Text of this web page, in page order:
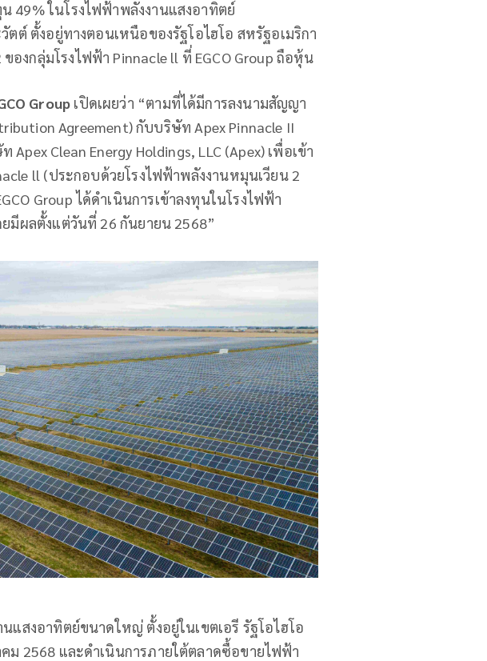
49% ในโรงไฟฟ้าพลังงานแสงอาทิตย์
ตต์ ตั้งอยู่ทางตอนเหนือของรัฐโอไฮโอ สหรัฐอเมริกา
งกลุ่มโรงไฟฟ้า Pinnacle ll ที่ EGCO Group ถือหุ้น
Group เปิดเผยว่า “ตามที่ได้มีการลงนามสัญญา
Agreement) กับบริษัท Apex Pinnacle II
Clean Energy Holdings, LLC (Apex) เพื่อเข้า
ll (ประกอบด้วยโรงไฟฟ้าพลังงานหมุนเวียน 2
Group ได้ดำเนินการเข้าลงทุนในโรงไฟฟ้า
มีผลตั้งแต่วันที่ 26 กันยายน 2568”
แสงอาทิตย์ขนาดใหญ่ ตั้งอยู่ในเขตเอรี รัฐโอไฮโอ
ม 2568 และดำเนินการภายใต้ตลาดซื้อขายไฟฟ้า